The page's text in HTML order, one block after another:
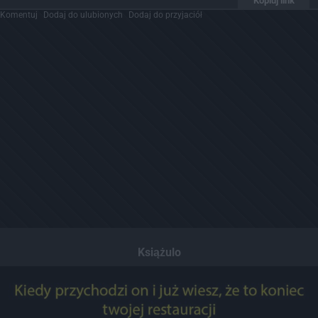
Komentuj Dodaj do ulubionych Dodaj do przyjaciół
Książulo